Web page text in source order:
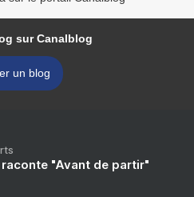
sur Canalblog
un blog
raconte "Avant de partir"